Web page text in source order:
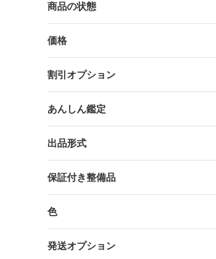
商品の状態
価格
割引オプション
あんしん鑑定
出品形式
保証付き整備品
色
発送オプション